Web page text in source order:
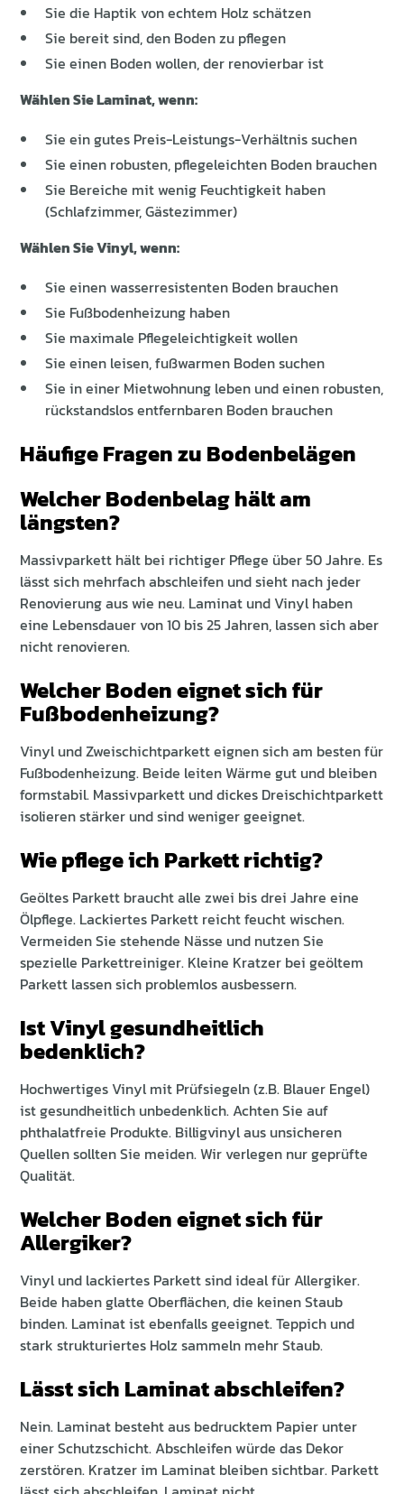
Sie die Haptik von echtem Holz schätzen
Sie bereit sind, den Boden zu pflegen
Sie einen Boden wollen, der renovierbar ist
Wählen Sie Laminat, wenn:
Sie ein gutes Preis-Leistungs-Verhältnis suchen
Sie einen robusten, pflegeleichten Boden brauchen
Sie Bereiche mit wenig Feuchtigkeit haben
(Schlafzimmer, Gästezimmer)
Wählen Sie Vinyl, wenn:
Sie einen wasserresistenten Boden brauchen
Sie Fußbodenheizung haben
Sie maximale Pflegeleichtigkeit wollen
Sie einen leisen, fußwarmen Boden suchen
Sie in einer Mietwohnung leben und einen robusten,
rückstandslos entfernbaren Boden brauchen
Häufige Fragen zu Bodenbelägen
Welcher Bodenbelag hält am
längsten?
Massivparkett hält bei richtiger Pflege über 50 Jahre. Es
lässt sich mehrfach abschleifen und sieht nach jeder
Renovierung aus wie neu. Laminat und Vinyl haben
eine Lebensdauer von 10 bis 25 Jahren, lassen sich aber
nicht renovieren.
Welcher Boden eignet sich für
Fußbodenheizung?
Vinyl und Zweischichtparkett eignen sich am besten für
Fußbodenheizung. Beide leiten Wärme gut und bleiben
formstabil. Massivparkett und dickes Dreischichtparkett
isolieren stärker und sind weniger geeignet.
Wie pflege ich Parkett richtig?
Geöltes Parkett braucht alle zwei bis drei Jahre eine
Ölpflege. Lackiertes Parkett reicht feucht wischen.
Vermeiden Sie stehende Nässe und nutzen Sie
spezielle Parkettreiniger. Kleine Kratzer bei geöltem
Parkett lassen sich problemlos ausbessern.
Ist Vinyl gesundheitlich
bedenklich?
Hochwertiges Vinyl mit Prüfsiegeln (z.B. Blauer Engel)
ist gesundheitlich unbedenklich. Achten Sie auf
phthalatfreie Produkte. Billigvinyl aus unsicheren
Quellen sollten Sie meiden. Wir verlegen nur geprüfte
Qualität.
Welcher Boden eignet sich für
Allergiker?
Vinyl und lackiertes Parkett sind ideal für Allergiker.
Beide haben glatte Oberflächen, die keinen Staub
binden. Laminat ist ebenfalls geeignet. Teppich und
stark strukturiertes Holz sammeln mehr Staub.
Lässt sich Laminat abschleifen?
Nein. Laminat besteht aus bedrucktem Papier unter
einer Schutzschicht. Abschleifen würde das Dekor
zerstören. Kratzer im Laminat bleiben sichtbar. Parkett